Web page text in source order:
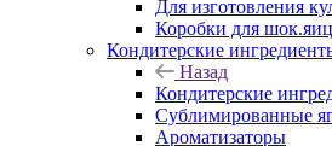
Для изготовления
Коробки для шок.яиц
Кондитерские
Назад
Кондитерские
Сублимированные
Ароматизаторы